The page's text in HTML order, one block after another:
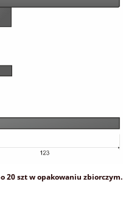
20 szt w opakowaniu zbiorczym.